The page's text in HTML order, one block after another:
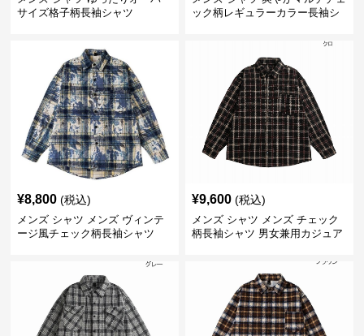
サイズ格子柄長袖シャツ
ック柄レギュラーカラー長袖シ
¥8,800 (税込)
メンズ シャツ メンズ ヴィンテ
ージ風チェック柄長袖シャツ
¥9,600 (税込)
メンズ シャツ メンズ チェック
柄長袖シャツ 男女兼用カジュア